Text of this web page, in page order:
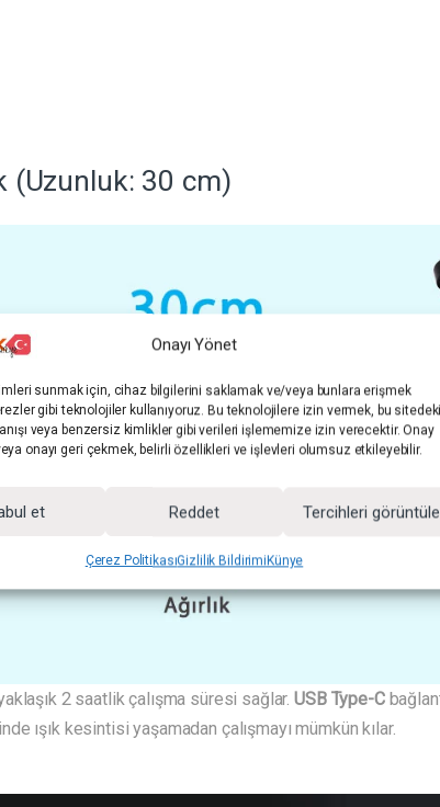
Onayı Yönet
sunmak için, cihaz bilgilerini saklamak ve/veya bunlara erişmek
gibi teknolojiler kullanıyoruz. Bu teknolojilere izin vermek, bu
veya benzersiz kimlikler gibi verileri işlememize izin verecektir. Onay
onayı geri çekmek, belirli özellikleri ve işlevleri olumsuz etkileyebilir.
et Reddet Tercihleri görüntüle
Çerez PolitikasıGizlilik BildirimiKünye
(Uzunluk: 30 cm)
2 saatlik çalışma süresi sağlar.USB Type-C
ışık kesintisi yaşamadan çalışmayı mümkün kılar.